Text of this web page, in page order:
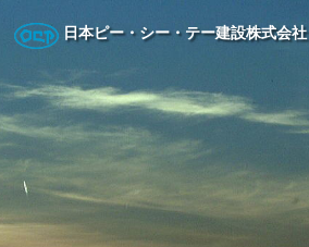
日本ピー・シー・テー建設株式会社